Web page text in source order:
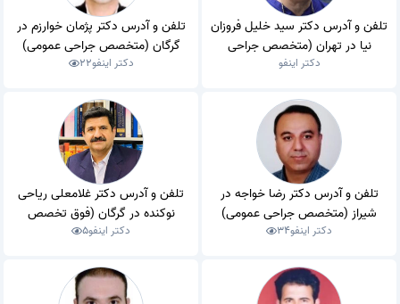
تلفن و آدرس دکتر سید خلیل فروزان
نیا در تهران (متخصص جراحی
عمومی)
دکتر اینفو
تلفن و آدرس دکتر پژمان خوارزم در
گرگان (متخصص جراحی عمومی)
دکتر اینفو22
تلفن و آدرس دکتر رضا خواجه در
شیراز (متخصص جراحی عمومی)
دکتر اینفو34
تلفن و آدرس دکتر غلامعلی ریاحی
نوکنده در گرگان (فوق تخصص
جراحی قلب و عروق)
دکتر اینفو5